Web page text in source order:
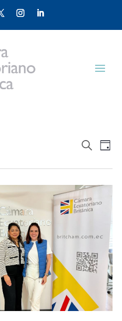
Events
and
Views
Search
Day